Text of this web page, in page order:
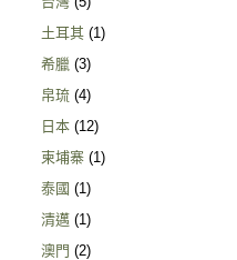
土耳其 (1)
希臘 (3)
帛琉 (4)
日本 (12)
柬埔寨 (1)
泰國 (1)
清邁 (1)
澳門 (2)